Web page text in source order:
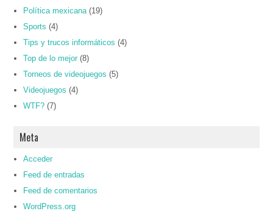
Política mexicana (19)
Sports (4)
Tips y trucos informáticos (4)
Top de lo mejor (8)
Torneos de videojuegos (5)
Videojuegos (4)
WTF? (7)
Meta
Acceder
Feed de entradas
Feed de comentarios
WordPress.org